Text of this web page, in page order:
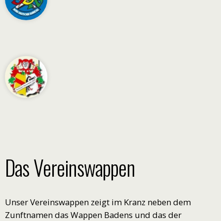
Das Vereinswappen
Unser Vereinswappen zeigt im Kranz neben dem
Zunftnamen das Wappen Badens und das der